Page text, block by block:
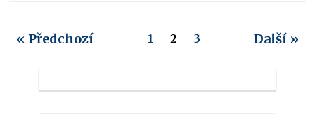
« Předchozí 1 2 3 Další »